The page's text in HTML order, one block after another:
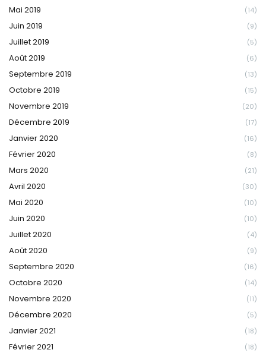
Mai 2019 (14)
Juin 2019 (9)
Juillet 2019 (5)
Août 2019 (6)
Septembre 2019 (13)
Octobre 2019 (15)
Novembre 2019 (20)
Décembre 2019 (17)
Janvier 2020 (16)
Février 2020 (8)
Mars 2020 (21)
Avril 2020 (30)
Mai 2020 (10)
Juin 2020 (10)
Juillet 2020 (4)
Août 2020 (9)
Septembre 2020 (16)
Octobre 2020 (14)
Novembre 2020 (11)
Décembre 2020 (5)
Janvier 2021 (18)
Février 2021 (18)